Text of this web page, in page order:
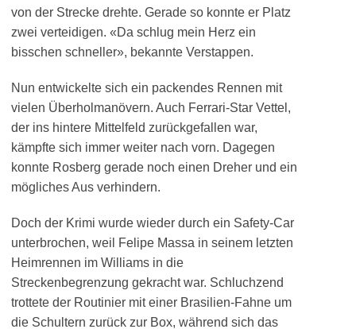
von der Strecke drehte. Gerade so konnte er Platz
zwei verteidigen. «Da schlug mein Herz ein
bisschen schneller», bekannte Verstappen.
Nun entwickelte sich ein packendes Rennen mit
vielen Überholmanövern. Auch Ferrari-Star Vettel,
der ins hintere Mittelfeld zurückgefallen war,
kämpfte sich immer weiter nach vorn. Dagegen
konnte Rosberg gerade noch einen Dreher und ein
mögliches Aus verhindern.
Doch der Krimi wurde wieder durch ein Safety-Car
unterbrochen, weil Felipe Massa in seinem letzten
Heimrennen im Williams in die
Streckenbegrenzung gekracht war. Schluchzend
trottete der Routinier mit einer Brasilien-Fahne um
die Schultern zurück zur Box, während sich das